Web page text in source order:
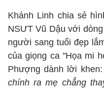
Khánh Linh chia sẻ
NSƯT Vũ Dậu với
người sang tuổi đẹp
của giọng ca "Họa mi
Phượng dành lời
chính ra mẹ chẳng